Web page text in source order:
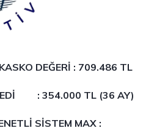
DEĞERİ : 709.486 TL
: 354.000 TL (36 AY)
SİSTEM MAX :